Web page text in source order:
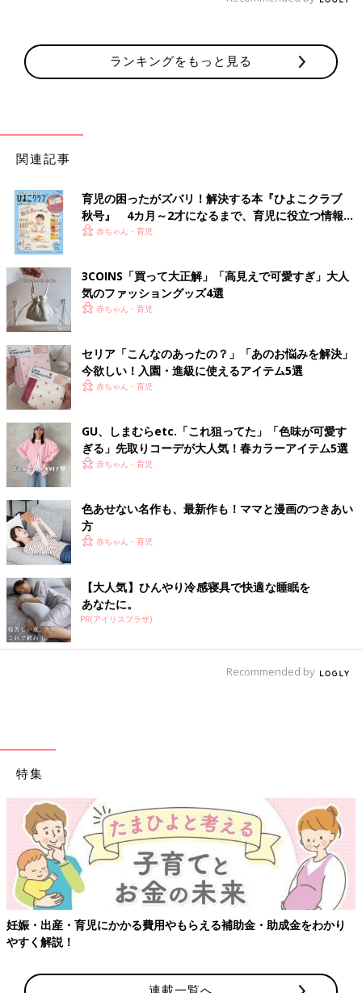
ランキングをもっと見る
関連記事
育児の困ったがズバリ！解決する本『ひよこクラブ
秋号』 4カ月～2才になるまで、育児に役立つ情報が
いっぱい！
赤ちゃん・育児
3COINS「買って大正解」「高見えで可愛すぎ」大人
気のファッショングッズ4選
赤ちゃん・育児
セリア「こんなのあったの？」「あのお悩みを解決」
今欲しい！入園・進級に使えるアイテム5選
赤ちゃん・育児
GU、しまむらetc.「これ狙ってた」「色味が可愛す
ぎる」先取りコーデが大人気！春カラーアイテム5選
赤ちゃん・育児
色あせない名作も、最新作も！ママと漫画のつきあい
方
赤ちゃん・育児
【大人気】ひんやり冷感寝具で快適な睡眠を
あなたに。
PR(アイリスプラザ)
Recommended by
特集
妊娠・出産・育児にかかる費用やもらえる補助金・助成金をわかり
やすく解説！